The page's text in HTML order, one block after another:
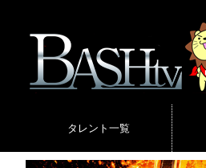
タレント一覧